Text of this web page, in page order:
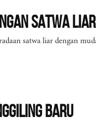
Satwa Liar
satwa liar dengan
Baru